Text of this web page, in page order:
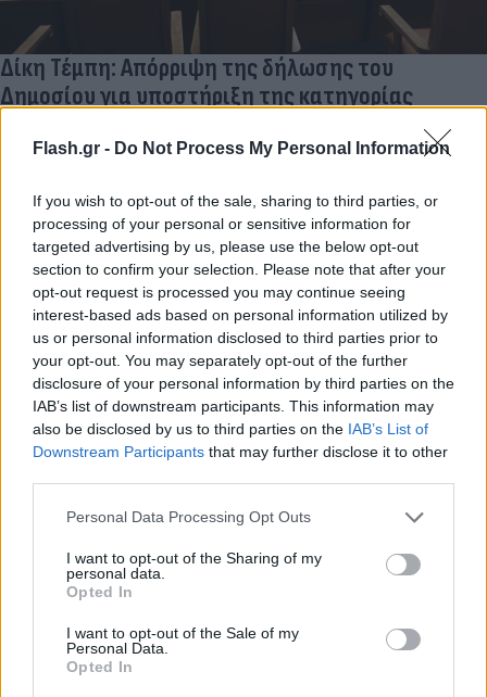
Flash.gr - Do Not Process My Personal Information
If you wish to opt-out of the sale, sharing to third parties, or
processing of your personal or sensitive information for
targeted advertising by us, please use the below opt-out
section to confirm your selection. Please note that after your
opt-out request is processed you may continue seeing
interest-based ads based on personal information utilized by
us or personal information disclosed to third parties prior to
your opt-out. You may separately opt-out of the further
disclosure of your personal information by third parties on the
IAB’s list of downstream participants. This information may
also be disclosed by us to third parties on the IAB’s List of
Downstream Participants that may further disclose it to other
Please note that this website/app uses one or more Google
not limited to your visit or usage behaviour. You may click to
grant or deny consent to Google and its third-party tags to
use your data for below specified purposes in below Google
consent section.
Personal Data Processing Opt Outs
I want to opt-out of the Sharing of my
personal data.
Opted In
I want to opt-out of the Sale of my
Personal Data.
Opted In
Δίκη Τέμπη: Απόρριψη της δήλωσης του
Δημοσίου για υποστήριξη της κατηγορίας
Η εισαγγελέας εισηγήθηκε να γίνουν δεκτές οι παρεμβάσεις
διατάραξης της ασφάλειας των συγκοινωνιών.
02.06.2026 11:13
ΟΠΕΚΕΠΕ: Ελεύθεροι με περιοριστικούς όρους οι
10 κατηγορούμενοι από τη βόρεια Ελλάδα
συλληφθέντες, μεταξύ των οποίων και οι φερόμενοι ως
αρχηγοί της εγκληματικής οργάνωσης.